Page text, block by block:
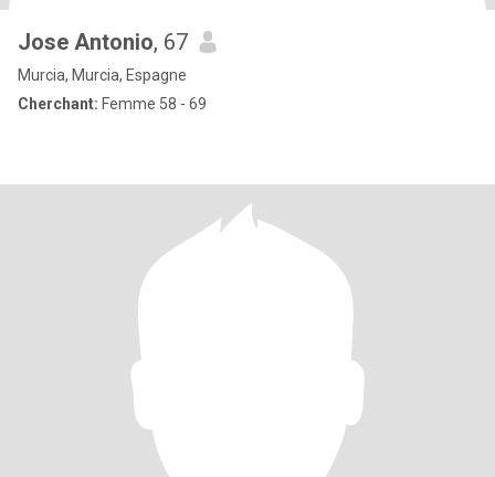
Jose Antonio, 67
Murcia, Murcia, Espagne
Cherchant: Femme 58 - 69